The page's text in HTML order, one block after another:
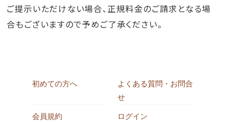
ご提示いただけない場合、正規料金のご請求となる場
合もございますので予めご了承ください。
初めての方へ
よくある質問・お問合
せ
会員規約 ログイン